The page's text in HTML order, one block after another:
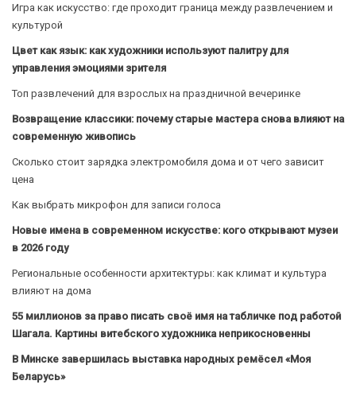
Игра как искусство: где проходит граница между развлечением и
культурой
Цвет как язык: как художники используют палитру для
управления эмоциями зрителя
Топ развлечений для взрослых на праздничной вечеринке
Возвращение классики: почему старые мастера снова влияют на
современную живопись
Сколько стоит зарядка электромобиля дома и от чего зависит
цена
Как выбрать микрофон для записи голоса
Новые имена в современном искусстве: кого открывают музеи
в 2026 году
Региональные особенности архитектуры: как климат и культура
влияют на дома
55 миллионов за право писать своё имя на табличке под работой
Шагала. Картины витебского художника неприкосновенны
В Минске завершилась выставка народных ремёсел «Моя
Беларусь»